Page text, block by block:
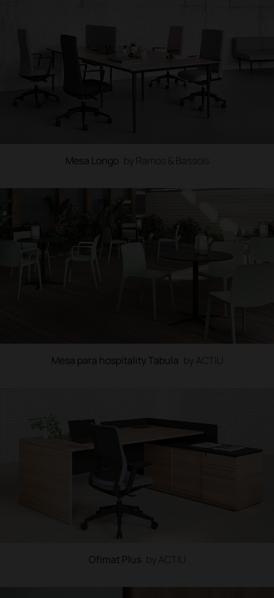
Mesa Longo by Ramos & Bassols
Mesa para hospitality Tabula by ACTIU
Ofimat Plus by ACTIU